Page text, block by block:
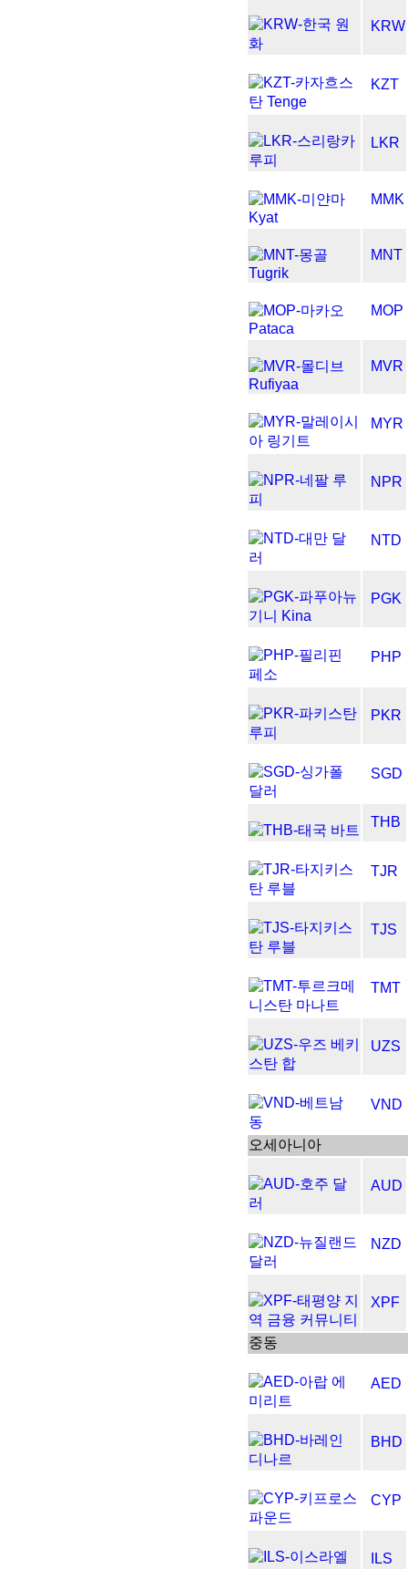
KRW
KZT
LKR
MMK
MNT
MOP
MVR
MYR
NPR
NTD
PGK
PHP
PKR
SGD
THB
TJR
TJS
TMT
UZS
VND
오세아니아
AUD
NZD
XPF
중동
AED
BHD
CYP
ILS